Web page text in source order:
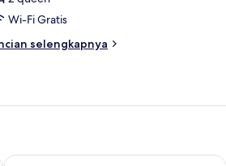
Wi-Fi Gratis
selengkapnya
Quality Inn & Suites Brainerd